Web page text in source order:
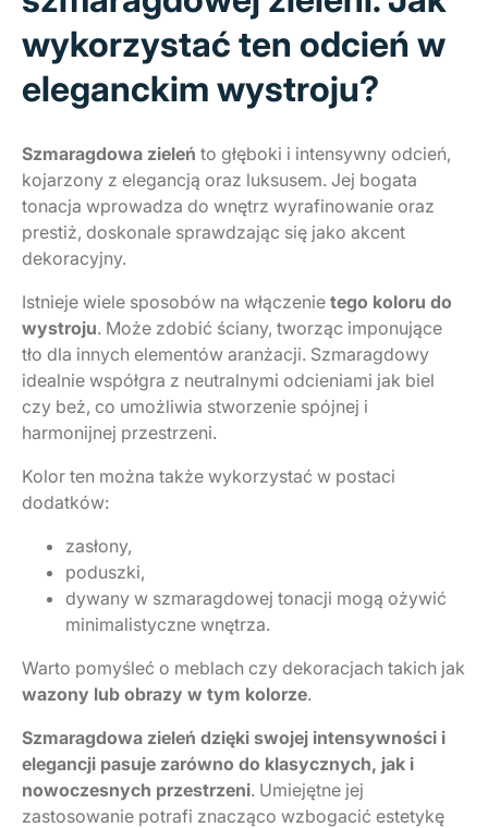
wykorzystać ten odcień w
eleganckim wystroju?
Szmaragdowa zieleń to głęboki i intensywny odcień,
kojarzony z elegancją oraz luksusem. Jej bogata
tonacja wprowadza do wnętrz wyrafinowanie oraz
prestiż, doskonale sprawdzając się jako akcent
dekoracyjny.
Istnieje wiele sposobów na włączenie tego koloru do
wystroju. Może zdobić ściany, tworząc imponujące
tło dla innych elementów aranżacji. Szmaragdowy
idealnie współgra z neutralnymi odcieniami jak biel
czy beż, co umożliwia stworzenie spójnej i
harmonijnej przestrzeni.
Kolor ten można także wykorzystać w postaci
dodatków:
zasłony,
poduszki,
dywany w szmaragdowej tonacji mogą ożywić
minimalistyczne wnętrza.
Warto pomyśleć o meblach czy dekoracjach takich jak
wazony lub obrazy w tym kolorze.
Szmaragdowa zieleń dzięki swojej intensywności i
elegancji pasuje zarówno do klasycznych, jak i
nowoczesnych przestrzeni. Umiejętne jej
zastosowanie potrafi znacząco wzbogacić estetykę